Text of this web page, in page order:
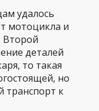
удалось
мотоцикла и
Второй
деталей
то такая
но
транспорт к